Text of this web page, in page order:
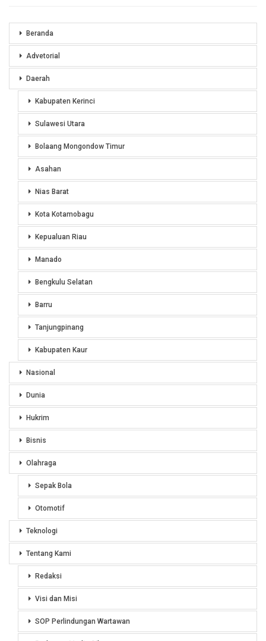
Beranda
Advetorial
Daerah
Kabupaten Kerinci
Sulawesi Utara
Bolaang Mongondow Timur
Asahan
Nias Barat
Kota Kotamobagu
Kepualuan Riau
Manado
Bengkulu Selatan
Barru
Tanjungpinang
Kabupaten Kaur
Nasional
Dunia
Hukrim
Bisnis
Olahraga
Sepak Bola
Otomotif
Teknologi
Tentang Kami
Redaksi
Visi dan Misi
SOP Perlindungan Wartawan